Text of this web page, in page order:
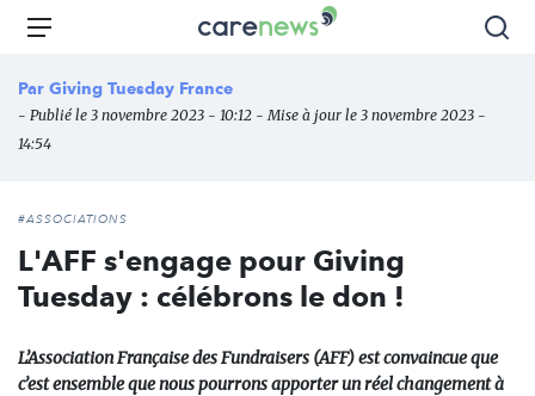
Aller
principal
Carenews,
des
Menu
Par Giving Tuesday France
- Publié le 3 novembre 2023 - 10:12 - Mise à jour le 3 novembre 2023 -
14:54
#ASSOCIATIONS
L'AFF s'engage pour Giving
Tuesday : célébrons le don !
L’Association Française des Fundraisers (AFF) est convaincue que
c’est ensemble que nous pourrons apporter un réel changement à